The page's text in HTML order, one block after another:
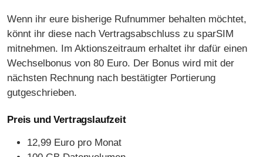
Wenn ihr eure bisherige Rufnummer behalten möchtet,
könnt ihr diese nach Vertragsabschluss zu sparSIM
mitnehmen. Im Aktionszeitraum erhaltet ihr dafür einen
Wechselbonus von 80 Euro. Der Bonus wird mit der
nächsten Rechnung nach bestätigter Portierung
gutgeschrieben.
Preis und Vertragslaufzeit
12,99 Euro pro Monat